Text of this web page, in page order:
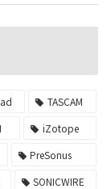
TASCAM
iZotope
PreSonus
SONICWIRE